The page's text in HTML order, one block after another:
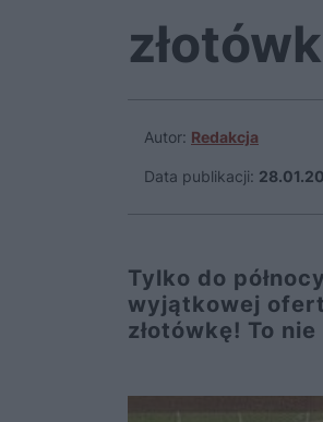
Autor: Redakcja
Data publikacji:
Tylko do
wyjątkowej
złotówkę! To